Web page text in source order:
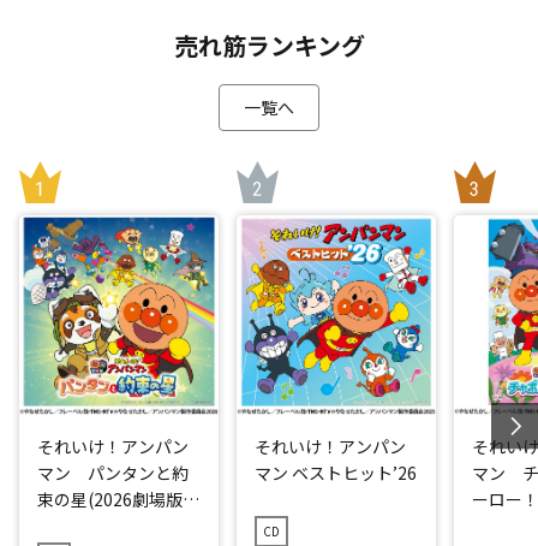
売れ筋ランキング
一覧へ
それいけ！アンパン
マン パンタンと約
束の星(2026劇場版ベ
それいけ！アンパン
マン ベストヒット’26
CD
それい
マン チ
ーロー